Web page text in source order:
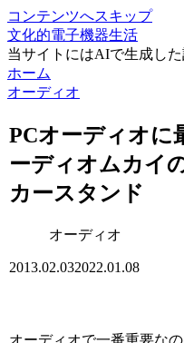
コンテンツへスキップ
文化的電子機器生活
当サイトにはAIで生成し
ホーム
オーディオ
PCオーディオに
ーディオムカイ
カースタンド
オーディオ
2013.02.032022.01.08
オーディオで一番重要な